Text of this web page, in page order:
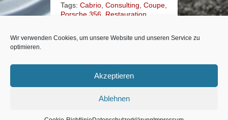
Wir verwenden Cookies, um unsere Website und unseren Service zu
optimieren.
Akzeptieren
Ablehnen
Tags: Cabrio Consulting Coupe
Porsche 356 Restauration